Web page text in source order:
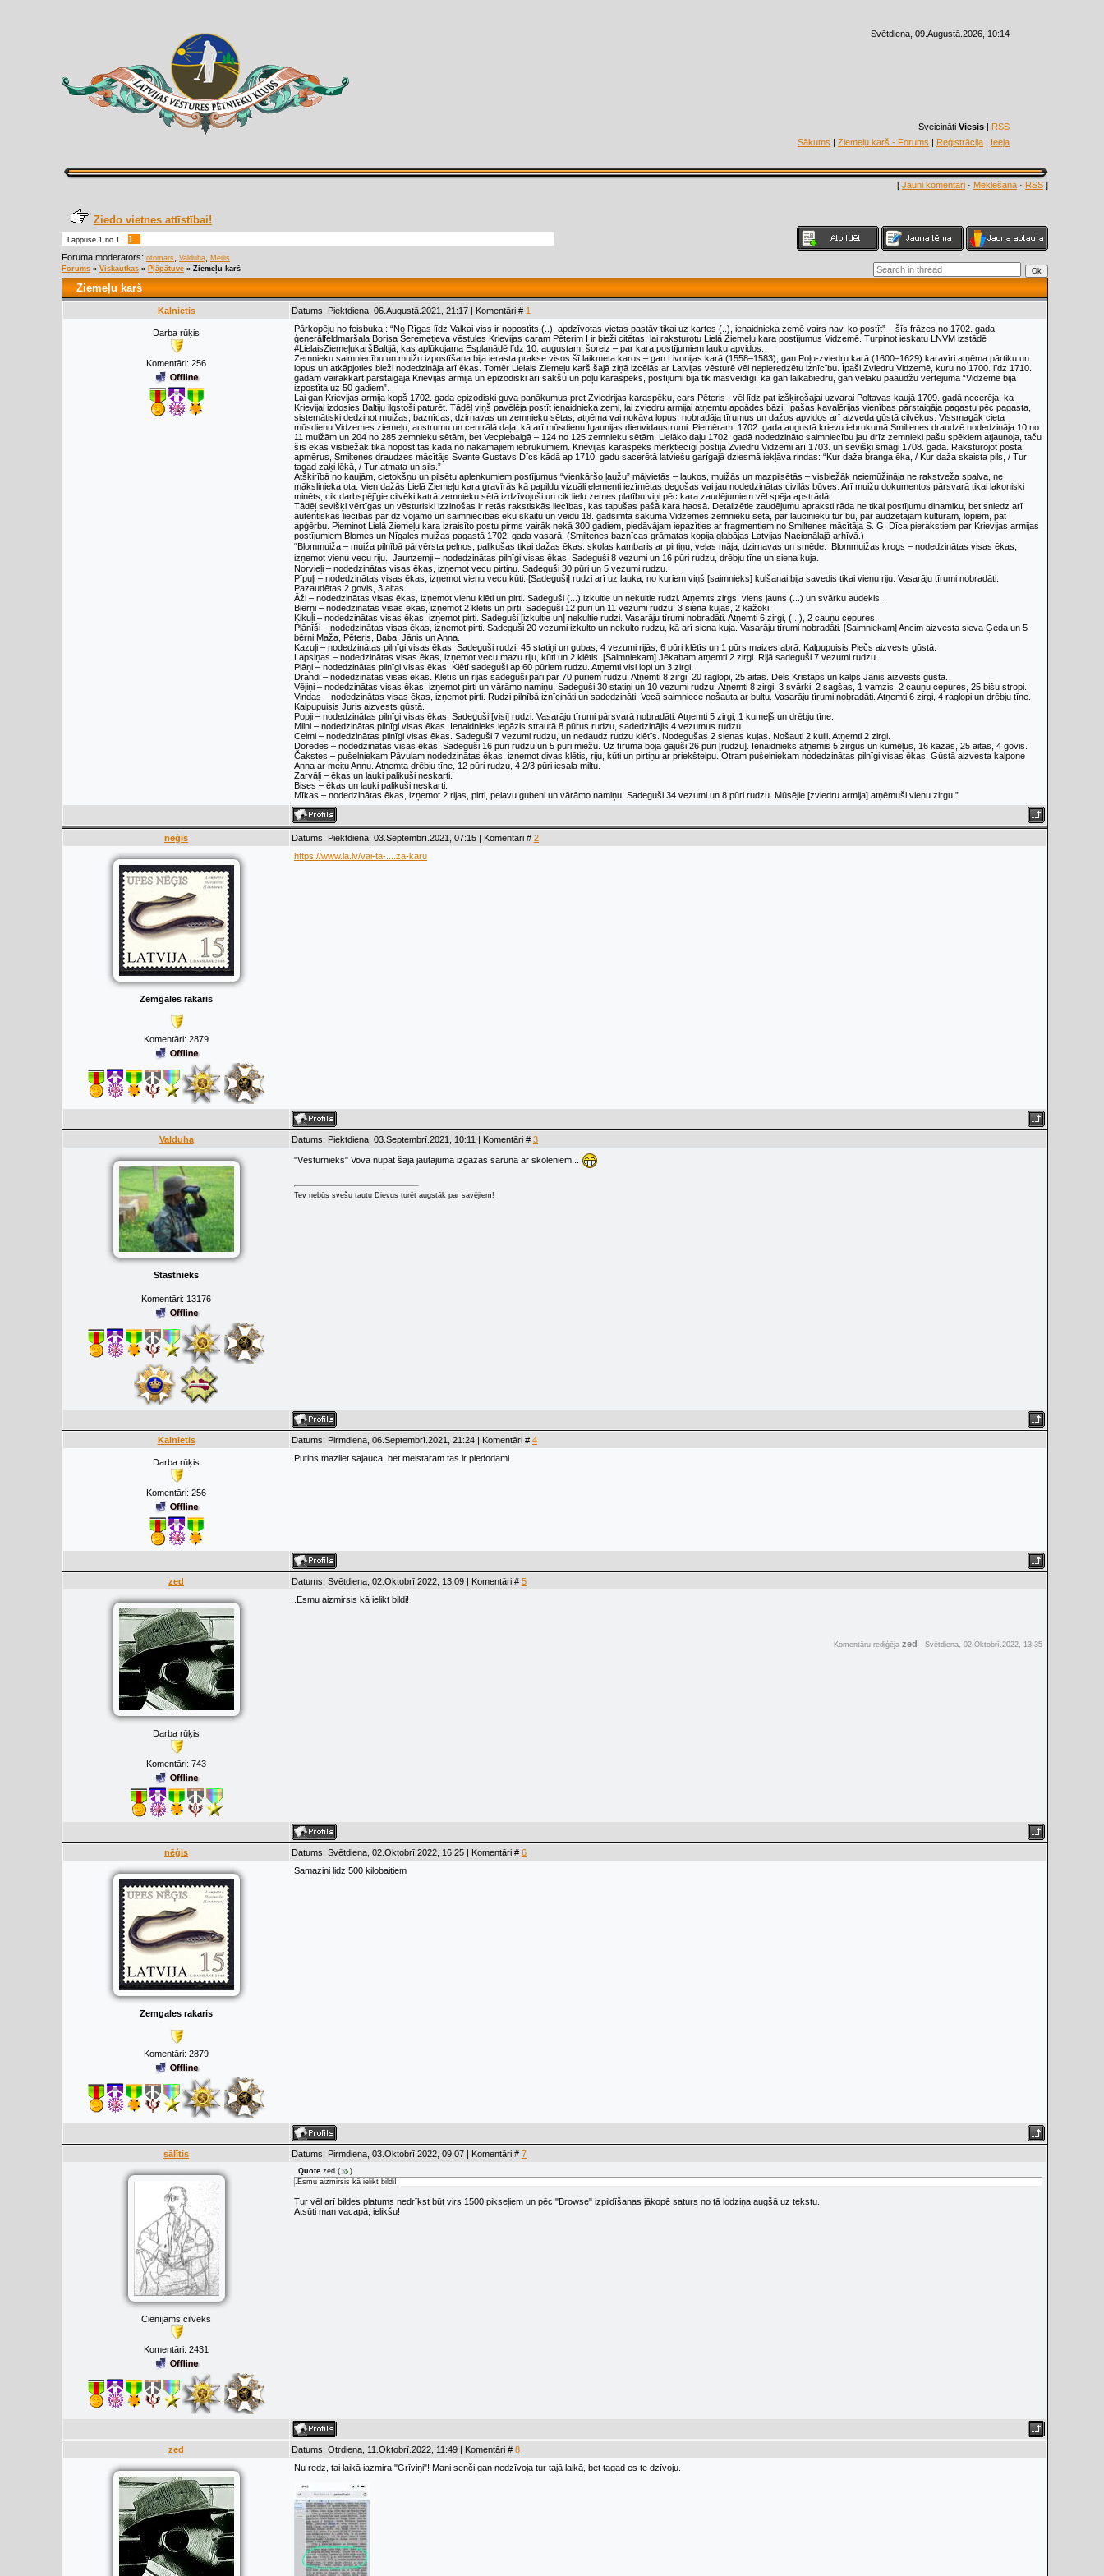
Svētdiena, 09.Augustā.2026, 10:14
Sveicināti Viesis | RSS
Sākums | Ziemeļu karš - Forums | Reģistrācija | Ieeja
[ Jauni komentāri · Meklēšana · RSS ]
Ziedo vietnes attīstībai!
Lappuse 1 no 1
1
Foruma moderators: otomars Valduha
Meilis
Forums » Viskautkas » Pļāpātuve » Ziemeļu karš
Ziemeļu karš
Kalnietis Datums: Piektdiena, 06.Augustā.2021, 21:17 | Komentāri # 1
Darba rūķis
Komentāri: 256
Pārkopēju no feisbuka : “No Rīgas līdz Valkai viss ir nopostīts (..), apdzīvotas vietas pastāv tikai uz kartes (..), ienaidnieka zemē vairs nav, ko postīt” – šīs frāzes no 1702. gada
ģenerālfeldmaršala Borisa Šeremetjeva vēstules Krievijas caram Pēterim I ir bieži citētas, lai raksturotu Lielā Ziemeļu kara postījumus Vidzemē. Turpinot ieskatu LNVM izstādē
#LielaisZiemeļukaršBaltijā, kas aplūkojama Esplanādē līdz 10. augustam, šoreiz – par kara postījumiem lauku apvidos.
Zemnieku saimniecību un muižu izpostīšana bija ierasta prakse visos šī laikmeta karos – gan Livonijas karā (1558–1583), gan Poļu-zviedru karā (1600–1629) karavīri atņēma pārtiku un
lopus un atkāpjoties bieži nodedzināja arī ēkas. Tomēr Lielais Ziemeļu karš šajā ziņā izcēlās ar Latvijas vēsturē vēl nepieredzētu iznīcību. Īpaši Zviedru Vidzemē, kuru no 1700. līdz 1710.
gadam vairākkārt pārstaigāja Krievijas armija un epizodiski arī sakšu un poļu karaspēks, postījumi bija tik masveidīgi, ka gan laikabiedru, gan vēlāku paaudžu vērtējumā “Vidzeme bija
izpostīta uz 50 gadiem”.
Lai gan Krievijas armija kopš 1702. gada epizodiski guva panākumus pret Zviedrijas karaspēku, cars Pēteris I vēl līdz pat izšķirošajai uzvarai Poltavas kaujā 1709. gadā necerēja, ka
Krievijai izdosies Baltiju ilgstoši paturēt. Tādēļ viņš pavēlēja postīt ienaidnieka zemi, lai zviedru armijai atņemtu apgādes bāzi. Īpašas kavalērijas vienības pārstaigāja pagastu pēc pagasta,
sistemātiski dedzinot muižas, baznīcas, dzirnavas un zemnieku sētas, atņēma vai nokāva lopus, nobradāja tīrumus un dažos apvidos arī aizveda gūstā cilvēkus. Vissmagāk cieta
mūsdienu Vidzemes ziemeļu, austrumu un centrālā daļa, kā arī mūsdienu Igaunijas dienvidaustrumi. Piemēram, 1702. gada augustā krievu iebrukumā Smiltenes draudzē nodedzināja 10 no
11 muižām un 204 no 285 zemnieku sētām, bet Vecpiebalgā – 124 no 125 zemnieku sētām. Lielāko daļu 1702. gadā nodedzināto saimniecību jau drīz zemnieki pašu spēkiem atjaunoja, taču
šīs ēkas visbiežāk tika nopostītas kādā no nākamajiem iebrukumiem. Krievijas karaspēks mērķtiecīgi postīja Zviedru Vidzemi arī 1703. un sevišķi smagi 1708. gadā. Raksturojot posta
apmērus, Smiltenes draudzes mācītājs Svante Gustavs Dīcs kādā ap 1710. gadu sacerētā latviešu garīgajā dziesmā iekļāva rindas: “Kur daža branga ēka, / Kur daža skaista pils, / Tur
tagad zaķi lēkā, / Tur atmata un sils.”
Atšķirībā no kaujām, cietokšņu un pilsētu aplenkumiem postījumus “vienkāršo ļaužu” mājvietās – laukos, muižās un mazpilsētās – visbiežāk neiemūžināja ne rakstveža spalva, ne
mākslinieka ota. Vien dažās Lielā Ziemeļu kara gravīrās kā papildu vizuāli elementi iezīmētas degošas vai jau nodedzinātas civilās būves. Arī muižu dokumentos pārsvarā tikai lakoniski
minēts, cik darbspējīgie cilvēki katrā zemnieku sētā izdzīvojuši un cik lielu zemes platību viņi pēc kara zaudējumiem vēl spēja apstrādāt.
Tādēļ sevišķi vērtīgas un vēsturiski izzinošas ir retās rakstiskās liecības, kas tapušas pašā kara haosā. Detalizētie zaudējumu apraksti rāda ne tikai postījumu dinamiku, bet sniedz arī
autentiskas liecības par dzīvojamo un saimniecības ēku skaitu un veidu 18. gadsimta sākuma Vidzemes zemnieku sētā, par laucinieku turību, par audzētajām kultūrām, lopiem, pat
apģērbu. Pieminot Lielā Ziemeļu kara izraisīto postu pirms vairāk nekā 300 gadiem, piedāvājam iepazīties ar fragmentiem no Smiltenes mācītāja S. G. Dīca pierakstiem par Krievijas armijas
postījumiem Blomes un Nīgales muižas pagastā 1702. gada vasarā. (Smiltenes baznīcas grāmatas kopija glabājas Latvijas Nacionālajā arhīvā.)
“Blommuiža – muiža pilnībā pārvērsta pelnos, palikušas tikai dažas ēkas: skolas kambaris ar pirtiņu, veļas māja, dzirnavas un smēde. Blommuižas krogs – nodedzinātas visas ēkas,
izņemot vienu vecu riju. Jaunzemji – nodedzinātas pilnīgi visas ēkas. Sadeguši 8 vezumi un 16 pūri rudzu, drēbju tīne un siena kuja.
Norvieļi – nodedzinātas visas ēkas, izņemot vecu pirtiņu. Sadeguši 30 pūri un 5 vezumi rudzu.
Pīpuļi – nodedzinātas visas ēkas, izņemot vienu vecu kūti. [Sadeguši] rudzi arī uz lauka, no kuriem viņš [saimnieks] kulšanai bija savedis tikai vienu riju. Vasarāju tīrumi nobradāti.
Pazaudētas 2 govis, 3 aitas.
Āži – nodedzinātas visas ēkas, izņemot vienu klēti un pirti. Sadeguši (...) izkultie un nekultie rudzi. Atņemts zirgs, viens jauns (...) un svārku audekls.
Bierņi – nodedzinātas visas ēkas, izņemot 2 klētis un pirti. Sadeguši 12 pūri un 11 vezumi rudzu, 3 siena kujas, 2 kažoki.
Ķikuļi – nodedzinātas visas ēkas, izņemot pirti. Sadeguši [izkultie un] nekultie rudzi. Vasarāju tīrumi nobradāti. Atņemti 6 zirgi, (...), 2 cauņu cepures.
Plānīši – nodedzinātas visas ēkas, izņemot pirti. Sadeguši 20 vezumi izkulto un nekulto rudzu, kā arī siena kuja. Vasarāju tīrumi nobradāti. [Saimniekam] Ancim aizvesta sieva Ģeda un 5
bērni Maža, Pēteris, Baba, Jānis un Anna.
Kazuļi – nodedzinātas pilnīgi visas ēkas. Sadeguši rudzi: 45 statiņi un gubas, 4 vezumi rijās, 6 pūri klētīs un 1 pūrs maizes abrā. Kalpupuisis Piečs aizvests gūstā.
Lapsiņas – nodedzinātas visas ēkas, izņemot vecu mazu riju, kūti un 2 klētis. [Saimniekam] Jēkabam atņemti 2 zirgi. Rijā sadeguši 7 vezumi rudzu.
Plāņi – nodedzinātas pilnīgi visas ēkas. Klētī sadeguši ap 60 pūriem rudzu. Atņemti visi lopi un 3 zirgi.
Drandi – nodedzinātas visas ēkas. Klētīs un rijās sadeguši pāri par 70 pūriem rudzu. Atņemti 8 zirgi, 20 raglopi, 25 aitas. Dēls Kristaps un kalps Jānis aizvests gūstā.
Vējiņi – nodedzinātas visas ēkas, izņemot pirti un vārāmo namiņu. Sadeguši 30 statiņi un 10 vezumi rudzu. Atņemti 8 zirgi, 3 svārki, 2 sagšas, 1 vamzis, 2 cauņu cepures, 25 bišu stropi.
Vindas – nodedzinātas visas ēkas, izņemot pirti. Rudzi pilnībā iznīcināti un sadedzināti. Vecā saimniece nošauta ar bultu. Vasarāju tīrumi nobradāti. Atņemti 6 zirgi, 4 raglopi un drēbju tīne.
Kalpupuisis Juris aizvests gūstā.
Popji – nodedzinātas pilnīgi visas ēkas. Sadeguši [visi] rudzi. Vasarāju tīrumi pārsvarā nobradāti. Atņemti 5 zirgi, 1 kumeļš un drēbju tīne.
Milni – nodedzinātas pilnīgi visas ēkas. Ienaidnieks iegāzis strautā 8 pūrus rudzu, sadedzinājis 4 vezumus rudzu.
Celmi – nodedzinātas pilnīgi visas ēkas. Sadeguši 7 vezumi rudzu, un nedaudz rudzu klētīs. Nodegušas 2 sienas kujas. Nošauti 2 kuiļi. Atņemti 2 zirgi.
Doredes – nodedzinātas visas ēkas. Sadeguši 16 pūri rudzu un 5 pūri miežu. Uz tīruma bojā gājuši 26 pūri [rudzu]. Ienaidnieks atņēmis 5 zirgus un kumeļus, 16 kazas, 25 aitas, 4 govis.
Čakstes – pušelniekam Pāvulam nodedzinātas ēkas, izņemot divas klētis, riju, kūti un pirtiņu ar priekštelpu. Otram pušelniekam nodedzinātas pilnīgi visas ēkas. Gūstā aizvesta kalpone
Anna ar meitu Annu. Atņemta drēbju tīne, 12 pūri rudzu, 4 2/3 pūri iesala miltu.
Zarvāļi – ēkas un lauki palikuši neskarti.
Bises – ēkas un lauki palikuši neskarti.
Mīkas – nodedzinātas ēkas, izņemot 2 rijas, pirti, pelavu gubeni un vārāmo namiņu. Sadeguši 34 vezumi un 8 pūri rudzu. Mūsējie [zviedru armija] atņēmuši vienu zirgu.”
nēģis Datums: Piektdiena, 03.Septembrī.2021, 07:15 | Komentāri # 2
Zemgales rakaris
Komentāri: 2879
https://www.la.lv/vai-ta-....za-karu
Valduha Datums: Piektdiena, 03.Septembrī.2021, 10:11 | Komentāri # 3
Stāstnieks
Komentāri: 13176
"Vēsturnieks" Vova nupat šajā jautājumā izgāzās sarunā ar skolēniem...
Tev nebūs svešu tautu Dievus turēt augstāk par savējiem!
Kalnietis Datums: Pirmdiena, 06.Septembrī.2021, 21:24 | Komentāri # 4
Darba rūķis
Komentāri: 256
Putins mazliet sajauca, bet meistaram tas ir piedodami.
zed Datums: Svētdiena, 02.Oktobrī.2022, 13:09 | Komentāri # 5
Darba rūķis
Komentāri: 743
.Esmu aizmirsis kā ielikt bildi!
Komentāru rediģēja zed - Svētdiena, 02.Oktobrī.2022, 13:35
nēģis Datums: Svētdiena, 02.Oktobrī.2022, 16:25 | Komentāri # 6
Zemgales rakaris
Komentāri: 2879
Samazini lidz 500 kilobaitiem
sālītis Datums: Pirmdiena, 03.Oktobrī.2022, 09:07 | Komentāri # 7
Cienījams cilvēks
Komentāri: 2431
Quote zed (
)
.Esmu aizmirsis kā ielikt bildi!
Tur vēl arī bildes platums nedrīkst būt virs 1500 pikseļiem un pēc "Browse" izpildīšanas jākopē saturs no tā lodziņa augšā uz tekstu.
Atsūti man vacapā, ielikšu!
zed Datums: Otrdiena, 11.Oktobrī.2022, 11:49 | Komentāri # 8
Nu redz, tai laikā iazmira "Grīviņi"! Mani senči gan nedzīvoja tur tajā laikā, bet tagad es te dzīvoju.